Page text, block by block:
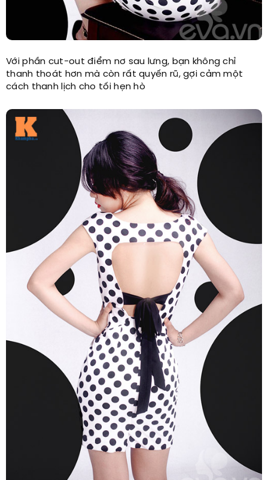
Với phần cut-out điểm nơ sau lưng, bạn không chỉ
thanh thoát hơn mà còn rất quyến rũ, gợi cảm một
cách thanh lịch cho tối hẹn hò